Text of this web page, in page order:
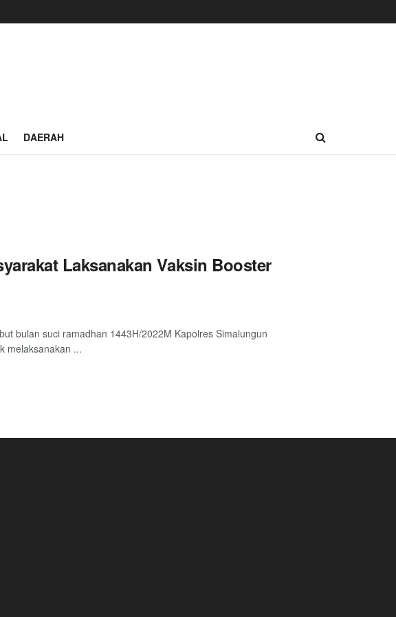
DAERAH
Laksanakan Vaksin Booster
bulan suci ramadhan 1443H/2022M Kapolres Simalungun
melaksanakan ...